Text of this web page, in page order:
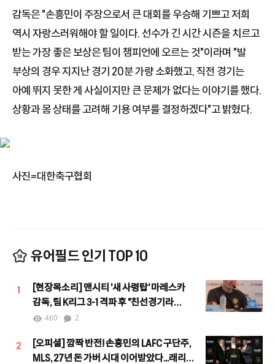
감독은 "손흥민이 주장으로서 큰 대회를 우승해 기쁘고 저희
역시 자랑스러워해야 할 일이다. 선수가 긴 시간 시즌을 치르고
받는 가장 좋은 보상은 팀이 챔피언에 오르는 것"이라며 "발
부상의 경우 지지난 경기 20분 가량 소화했고, 직전 경기는
아예 뛰지 못한 게 사실이지만 큰 문제가 없다는 이야기를 했다.
상황과 몸 상태를 고려해 기용 여부를 결정하겠다"고 밝혔다.
사진=대한축구협회
유어필드 인기 TOP 10
1
[현장목소리] 맨시티 '새 사령탑' 마레스카
감독, 팀 K리그 3-1 격파 후 "친선경기라
할지라도 결과는 중요"
460 2
2
[오피셜] 깜짝 반전! 손흥민의 LAFC 구단주,
MLS, 27년 돈 가버 시대 이어받았다...래리